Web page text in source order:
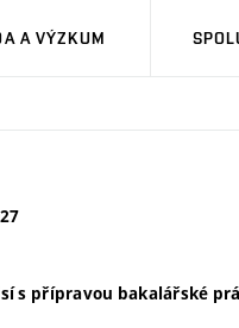
A VÝZKUM
s přípravou bakalářské